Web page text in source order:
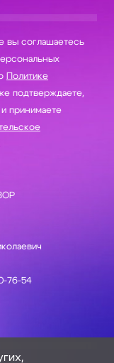
вы соглашаетесь
Политике
подтверждаете,
принимаете
76-54